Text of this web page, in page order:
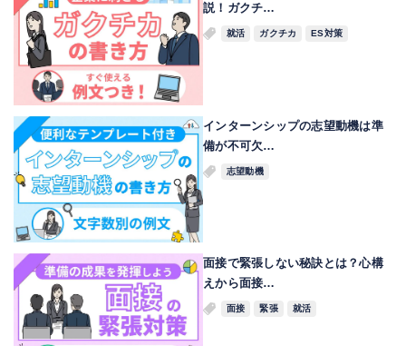
説！ガクチ…
就活 ガクチカ ES対策
インターンシップの志望動機は準
備が不可欠…
志望動機
面接で緊張しない秘訣とは？心構
えから面接…
面接 緊張 就活